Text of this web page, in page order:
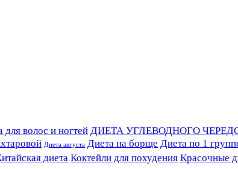
для волос и ногтей ДИЕТА УГЛЕВОДНОГО
Диета августа Диета на борще Диета по 1
диета Коктейли для похудения Красочные